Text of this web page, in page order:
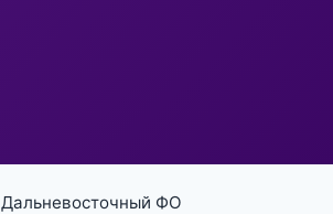
Дальневосточный ФО